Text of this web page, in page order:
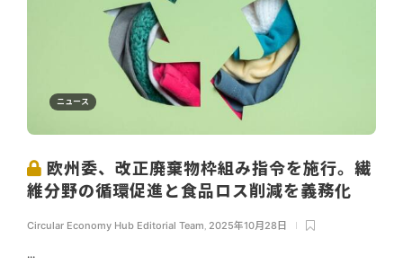
ニュース
欧州委、改正廃棄物枠組み指令を施行。繊
維分野の循環促進と食品ロス削減を義務化
Circular Economy Hub Editorial Team 2025年10月28日
...